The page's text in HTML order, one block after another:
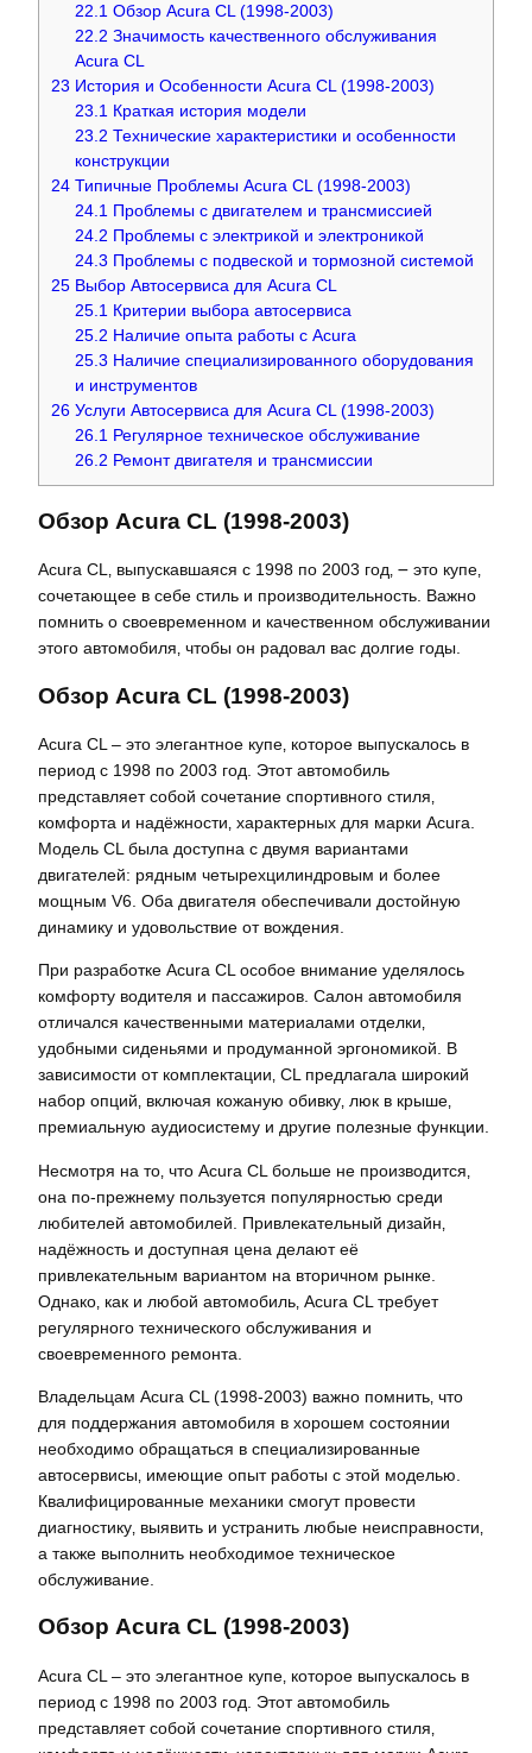
22.1 Обзор Acura CL (1998-2003)
22.2 Значимость качественного обслуживания
Acura CL
23 История и Особенности Acura CL (1998-2003)
23.1 Краткая история модели
23.2 Технические характеристики и особенности
конструкции
24 Типичные Проблемы Acura CL (1998-2003)
24.1 Проблемы с двигателем и трансмиссией
24.2 Проблемы с электрикой и электроникой
24.3 Проблемы с подвеской и тормозной системой
25 Выбор Автосервиса для Acura CL
25.1 Критерии выбора автосервиса
25.2 Наличие опыта работы с Acura
25.3 Наличие специализированного оборудования
и инструментов
26 Услуги Автосервиса для Acura CL (1998-2003)
26.1 Регулярное техническое обслуживание
26.2 Ремонт двигателя и трансмиссии
Обзор Acura CL (1998-2003)
Acura CL‚ выпускавшаяся с 1998 по 2003 год‚ ౼ это купе‚
сочетающее в себе стиль и производительность. Важно
помнить о своевременном и качественном обслуживании
этого автомобиля‚ чтобы он радовал вас долгие годы.
Обзор Acura CL (1998-2003)
Acura CL – это элегантное купе‚ которое выпускалось в
период с 1998 по 2003 год. Этот автомобиль
представляет собой сочетание спортивного стиля‚
комфорта и надёжности‚ характерных для марки Acura.
Модель CL была доступна с двумя вариантами
двигателей: рядным четырехцилиндровым и более
мощным V6. Оба двигателя обеспечивали достойную
динамику и удовольствие от вождения.
При разработке Acura CL особое внимание уделялось
комфорту водителя и пассажиров. Салон автомобиля
отличался качественными материалами отделки‚
удобными сиденьями и продуманной эргономикой. В
зависимости от комплектации‚ CL предлагала широкий
набор опций‚ включая кожаную обивку‚ люк в крыше‚
премиальную аудиосистему и другие полезные функции.
Несмотря на то‚ что Acura CL больше не производится‚
она по-прежнему пользуется популярностью среди
любителей автомобилей. Привлекательный дизайн‚
надёжность и доступная цена делают её
привлекательным вариантом на вторичном рынке.
Однако‚ как и любой автомобиль‚ Acura CL требует
регулярного технического обслуживания и
своевременного ремонта.
Владельцам Acura CL (1998-2003) важно помнить‚ что
для поддержания автомобиля в хорошем состоянии
необходимо обращаться в специализированные
автосервисы‚ имеющие опыт работы с этой моделью.
Квалифицированные механики смогут провести
диагностику‚ выявить и устранить любые неисправности‚
а также выполнить необходимое техническое
обслуживание.
Обзор Acura CL (1998-2003)
Acura CL – это элегантное купе‚ которое выпускалось в
период с 1998 по 2003 год. Этот автомобиль
представляет собой сочетание спортивного стиля‚